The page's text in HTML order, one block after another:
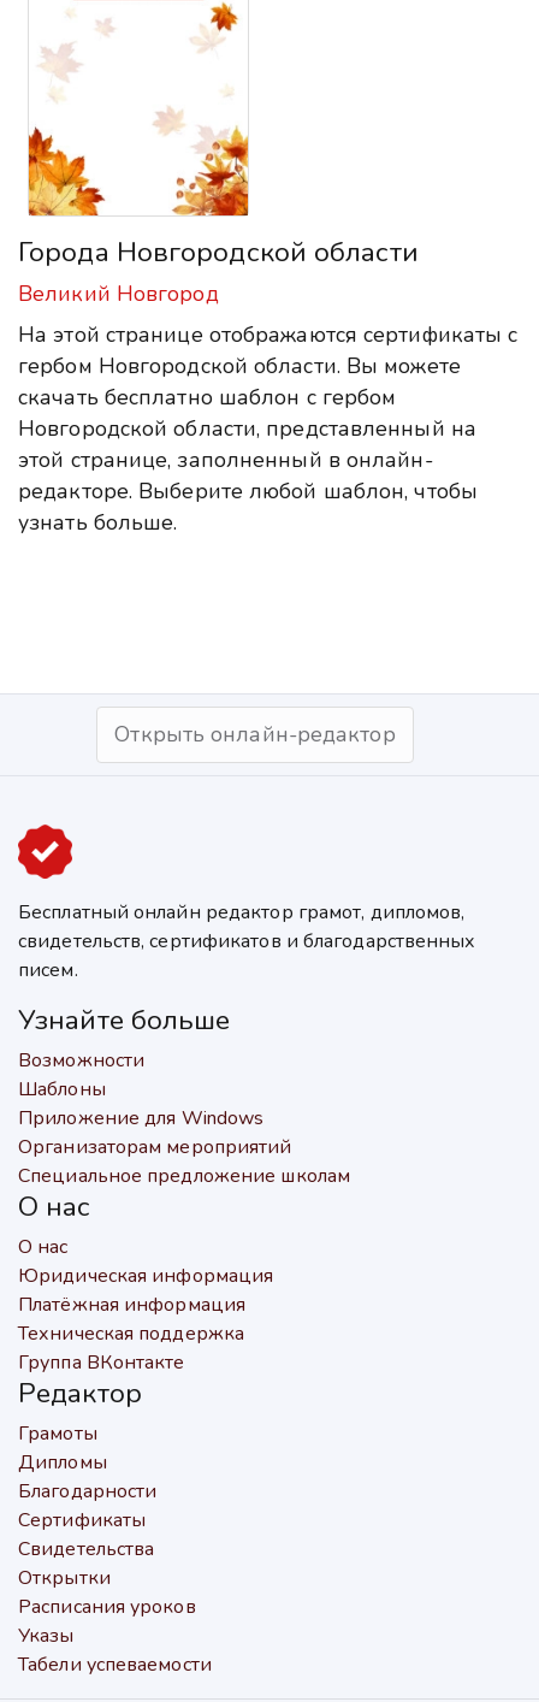
Города Новгородской области
Великий Новгород
На этой странице отображаются сертификаты с
гербом Новгородской области. Вы можете
скачать бесплатно шаблон с гербом
Новгородской области, представленный на
этой странице, заполненный в онлайн-
редакторе. Выберите любой шаблон, чтобы
узнать больше.
Открыть онлайн-редактор
Бесплатный онлайн редактор грамот, дипломов,
свидетельств, сертификатов и благодарственных
писем.
Узнайте больше
Возможности
Шаблоны
Приложение для Windows
Организаторам мероприятий
Специальное предложение школам
О нас
О нас
Юридическая информация
Платёжная информация
Техническая поддержка
Группа ВКонтакте
Редактор
Грамоты
Дипломы
Благодарности
Сертификаты
Свидетельства
Открытки
Расписания уроков
Указы
Табели успеваемости